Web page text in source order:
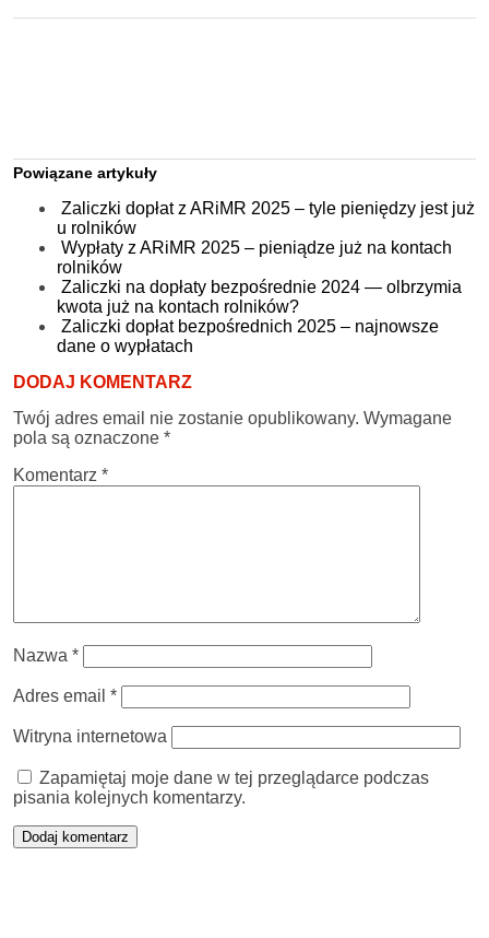
Powiązane artykuły
Zaliczki dopłat z ARiMR 2025 – tyle pieniędzy jest już
u rolników
Wypłaty z ARiMR 2025 – pieniądze już na kontach
rolników
Zaliczki na dopłaty bezpośrednie 2024 — olbrzymia
kwota już na kontach rolników?
Zaliczki dopłat bezpośrednich 2025 – najnowsze
dane o wypłatach
DODAJ KOMENTARZ
Twój adres email nie zostanie opublikowany. Wymagane
pola są oznaczone *
Komentarz *
Nazwa *
Adres email *
Witryna internetowa
Zapamiętaj moje dane w tej przeglądarce podczas
pisania kolejnych komentarzy.